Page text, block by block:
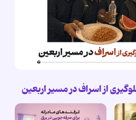
از اسراف در مسیر اربعین